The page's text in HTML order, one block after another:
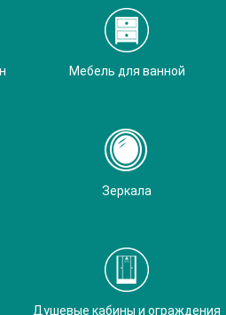
Мебель для ванной
Зеркала
Душевые кабины и ограждения